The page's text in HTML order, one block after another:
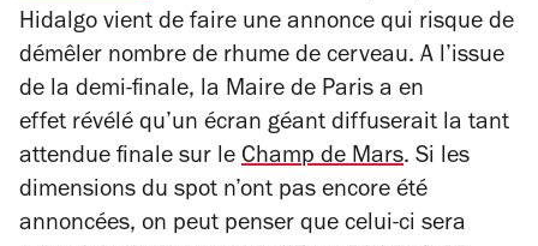
Hidalgo vient de faire une annonce qui risque de
démêler nombre de rhume de cerveau. A l’issue
de la demi-finale, la Maire de Paris a en
effet révélé qu’un écran géant diffuserait la tant
attendue finale sur le Champ de Mars. Si les
dimensions du spot n’ont pas encore été
annoncées, on peut penser que celui-ci sera